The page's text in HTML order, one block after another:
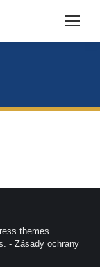
themes
- Zásady ochrany